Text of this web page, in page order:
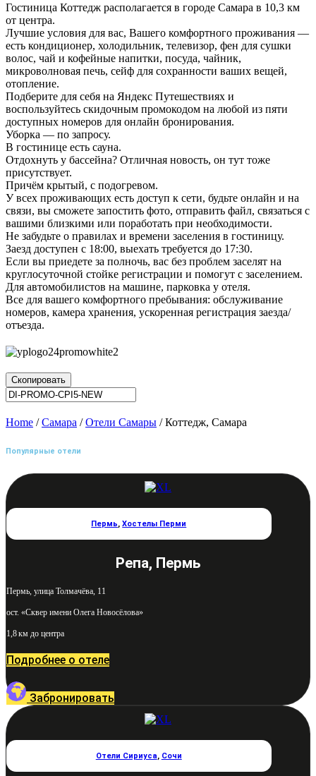
Гостиница Коттедж располагается в городе Самара в 10,3 км
от центра.
Лучшие условия для вас, Вашего комфортного проживания —
есть кондиционер, холодильник, телевизор, фен для сушки
волос, чай и кофейные напитки, посуда, чайник,
микроволновая печь, сейф для сохранности ваших вещей,
отопление.
Подберите для себя на Яндекс Путешествиях и
воспользуйтесь скидочным промокодом на любой из пяти
доступных номеров для онлайн бронирования.
Уборка — по запросу.
В гостинице есть сауна.
Отдохнуть у бассейна? Отличная новость, он тут тоже
присутствует.
Причём крытый, с подогревом.
У всех проживающих есть доступ к сети, будьте онлайн и на
связи, вы сможете запостить фото, отправить файл, связаться с
вашими близкими или поработать при необходимости.
Не забудьте о правилах и времени заселения в гостиницу.
Заезд доступен с 18:00, выехать требуется до 17:30.
Если вы приедете за полночь, вас без проблем заселят на
круглосуточной стойке регистрации и помогут с заселением.
Для автомобилистов на машине, парковка у отеля.
Все для вашего комфортного пребывания: обслуживание
номеров, камера хранения, ускоренная регистрация заезда/
отъезда.
Скопировать
Home /Самара /Отели Самары / Коттедж, Самара
Популярные отели
Пермь,Хостелы Перми
Репа, Пермь
Пермь, улица Толмачёва, 11
ост. «Сквер имени Олега Новосёлова»
1,8 км до центра
Подробнее о отеле
Забронировать
Отели Сириуса, Сочи